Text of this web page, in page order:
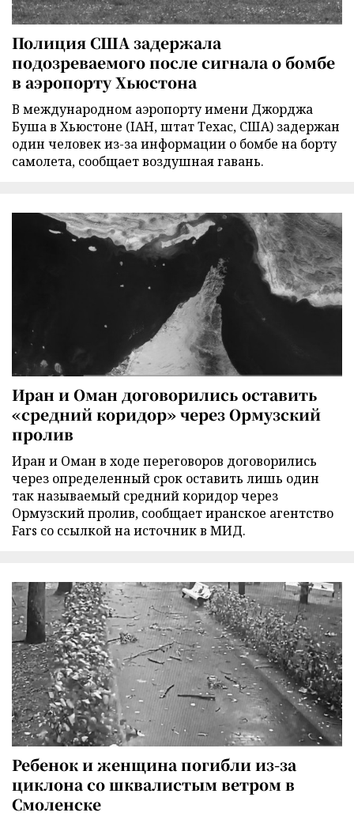
Полиция США задержала
подозреваемого после сигнала о бомбе
в аэропорту Хьюстона
В международном аэропорту имени Джорджа
Буша в Хьюстоне (IAH, штат Техас, США) задержан
один человек из-за информации о бомбе на борту
самолета, сообщает воздушная гавань.
Иран и Оман договорились оставить
«средний коридор» через Ормузский
пролив
Иран и Оман в ходе переговоров договорились
через определенный срок оставить лишь один
так называемый средний коридор через
Ормузский пролив, сообщает иранское агентство
Fars со ссылкой на источник в МИД.
Ребенок и женщина погибли из-за
циклона со шквалистым ветром в
Смоленске